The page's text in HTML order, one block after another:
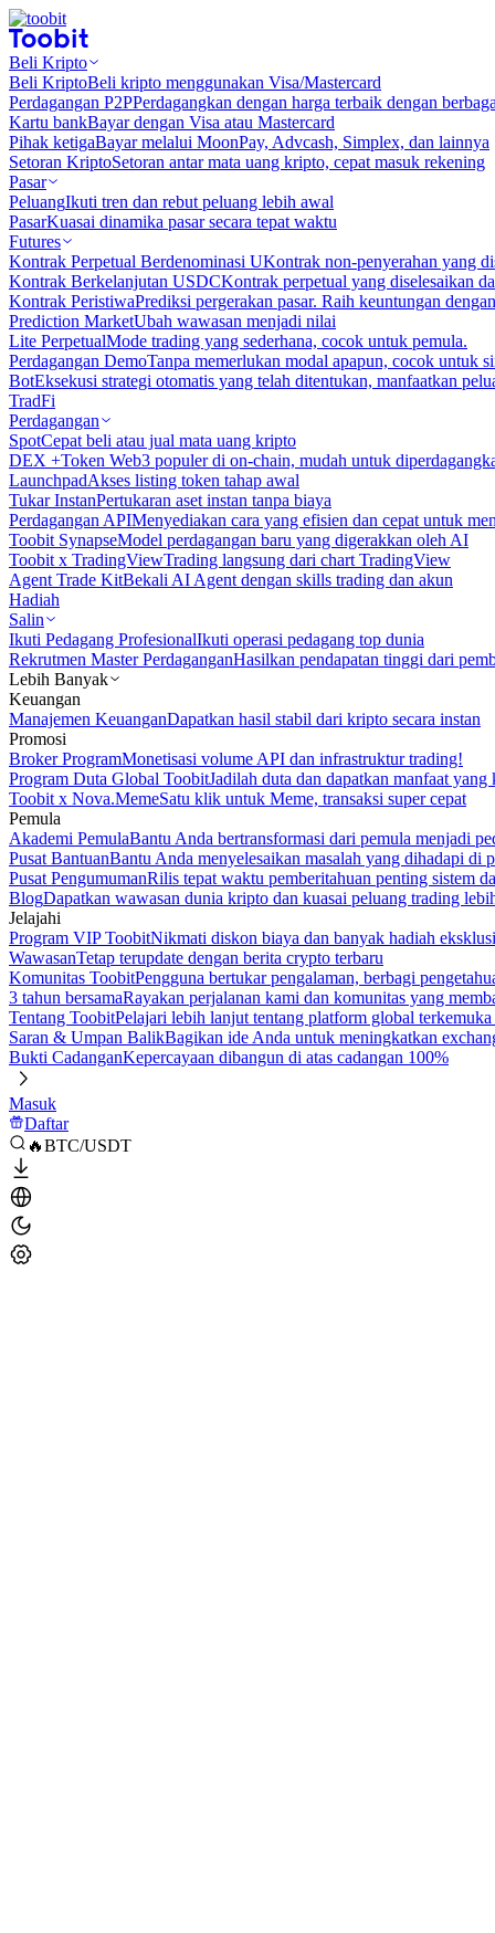
Beli Kripto
Beli KriptoBeli kripto menggunakan Visa/Mastercard
Perdagangan P2PPerdagangkan dengan harga terbaik dengan
Kartu bankBayar dengan Visa atau Mastercard
Pihak ketigaBayar melalui MoonPay, Advcash, Simplex, dan lainnya
Setoran KriptoSetoran antar mata uang kripto, cepat masuk rekening
Pasar
PeluangIkuti tren dan rebut peluang lebih awal
PasarKuasai dinamika pasar secara tepat waktu
Futures
Kontrak Perpetual Berdenominasi UKontrak non-penyerahan yang
Kontrak Berkelanjutan USDCKontrak perpetual yang diselesaikan
Kontrak PeristiwaPrediksi pergerakan pasar. Raih keuntungan
Prediction MarketUbah wawasan menjadi nilai
Lite PerpetualMode trading yang sederhana, cocok untuk pemula.
Perdagangan DemoTanpa memerlukan modal apapun, cocok untuk
BotEksekusi strategi otomatis yang telah ditentukan, manfaatkan
TradFi
Perdagangan
SpotCepat beli atau jual mata uang kripto
DEX +Token Web3 populer di on-chain, mudah untuk
LaunchpadAkses listing token tahap awal
Tukar InstanPertukaran aset instan tanpa biaya
Perdagangan APIMenyediakan cara yang efisien dan cepat untuk
Toobit SynapseModel perdagangan baru yang digerakkan oleh AI
Toobit x TradingViewTrading langsung dari chart TradingView
Agent Trade KitBekali AI Agent dengan skills trading dan akun
Hadiah
Salin
Ikuti Pedagang ProfesionalIkuti operasi pedagang top dunia
Rekrutmen Master PerdaganganHasilkan pendapatan tinggi dari
Lebih Banyak
Keuangan
Manajemen KeuanganDapatkan hasil stabil dari kripto secara instan
Promosi
Broker ProgramMonetisasi volume API dan infrastruktur trading!
Program Duta Global ToobitJadilah duta dan dapatkan manfaat
Toobit x Nova.MemeSatu klik untuk Meme, transaksi super cepat
Pemula
Akademi PemulaBantu Anda bertransformasi dari pemula menjadi
Pusat BantuanBantu Anda menyelesaikan masalah yang dihadapi di
Pusat PengumumanRilis tepat waktu pemberitahuan penting sistem
BlogDapatkan wawasan dunia kripto dan kuasai peluang trading
Jelajahi
Program VIP ToobitNikmati diskon biaya dan banyak hadiah
WawasanTetap terupdate dengan berita crypto terbaru
Komunitas ToobitPengguna bertukar pengalaman, berbagi
3 tahun bersamaRayakan perjalanan kami dan komunitas yang
Tentang ToobitPelajari lebih lanjut tentang platform global
Saran & Umpan BalikBagikan ide Anda untuk meningkatkan
Bukti CadanganKepercayaan dibangun di atas cadangan 100%
Masuk
Daftar
🔥BTC/USDT